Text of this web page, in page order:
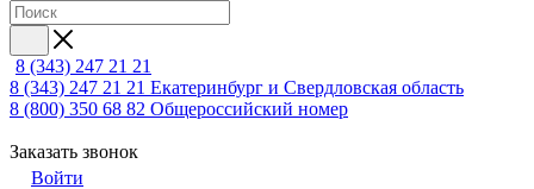
8 (343) 247 21 21
8 (343) 247 21 21 Екатеринбург и Свердловская область
8 (800) 350 68 82 Общероссийский номер
Заказать звонок
Войти